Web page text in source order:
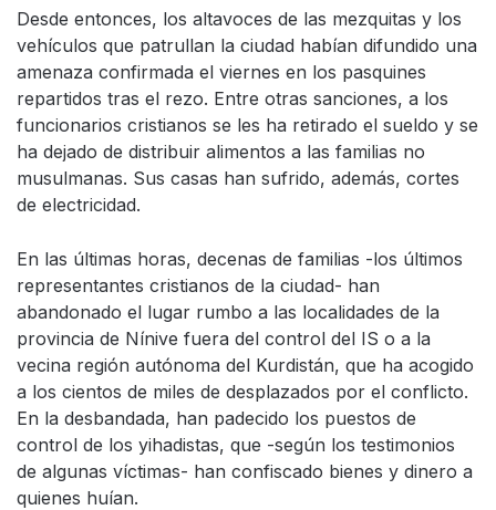
Desde entonces, los altavoces de las mezquitas y los
vehículos que patrullan la ciudad habían difundido una
amenaza confirmada el viernes en los pasquines
repartidos tras el rezo. Entre otras sanciones, a los
funcionarios cristianos se les ha retirado el sueldo y se
ha dejado de distribuir alimentos a las familias no
musulmanas. Sus casas han sufrido, además, cortes
de electricidad.
En las últimas horas, decenas de familias -los últimos
representantes cristianos de la ciudad- han
abandonado el lugar rumbo a las localidades de la
provincia de Nínive fuera del control del IS o a la
vecina región autónoma del Kurdistán, que ha acogido
a los cientos de miles de desplazados por el conflicto.
En la desbandada, han padecido los puestos de
control de los yihadistas, que -según los testimonios
de algunas víctimas- han confiscado bienes y dinero a
quienes huían.